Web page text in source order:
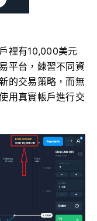
裡有10,000美元
平台，練習不同資
的交易策略，而無
用真實帳戶進行交